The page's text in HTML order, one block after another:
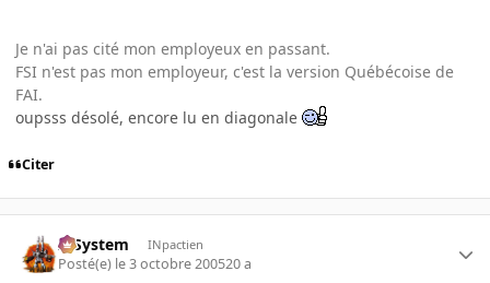
Je n'ai pas cité mon employeux en passant.
FSI n'est pas mon employeur, c'est la version Québécoise de
FAI.
oupsss désolé, encore lu en diagonale
Citer
X-System INpactien
Posté(e) le 3 octobre 200520 a